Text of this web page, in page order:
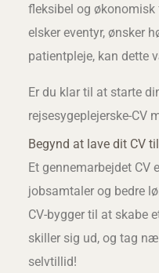
fleksibel og økonomisk
elsker eventyr, ønsker
patientpleje, kan dette
Er du klar til at starte
rejsesygeplejerske-CV
Begynd at lave dit CV
Et gennemarbejdet CV
jobsamtaler og bedre
CV-bygger til at skabe
skiller sig ud, og tag
selvtillid!